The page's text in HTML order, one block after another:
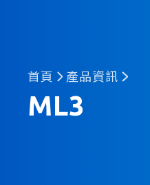
首頁 產品資訊
ML3